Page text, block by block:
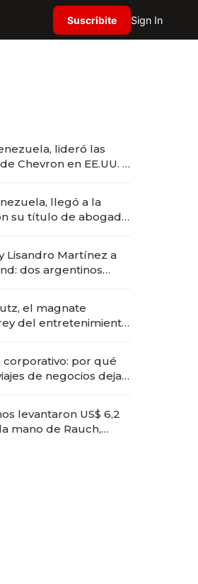
Suscribite Sign In
lideró las
Chevron en EE.UU. y
llegó a la
su título de abogado
Lisandro Martínez a
dos argentinos
el magnate
del entretenimiento
corporativo: por qué
de negocios dejan
transformadoras
levantaron US$ 6,2
mano de Rauch,